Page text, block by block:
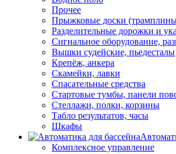
Прочее
Прыжковые доски
Разделительные дорожки и
Cигнальное оборудование,
Вышки судейские, пьедесталы
Крепёж, анкера
Скамейки, лавки
Спасательные средства
Стартовые тумбы, панели
Стеллажи, полки, корзины
Табло результатов, часы
Шкафы
Комплексное управление